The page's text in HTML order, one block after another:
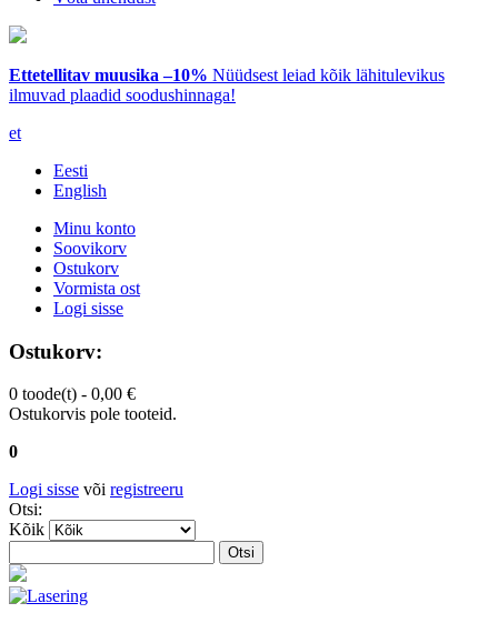
Ettetellitav muusika –10% Nüüdsest leiad kõik lähitulevikus
ilmuvad plaadid soodushinnaga!
et
Eesti
English
Minu konto
Soovikorv
Ostukorv
Vormista ost
Logi sisse
Ostukorv:
0 toode(t) - 0,00 €
Ostukorvis pole tooteid.
0
Logi sisse või registreeru
Otsi:
Kõik
Otsi